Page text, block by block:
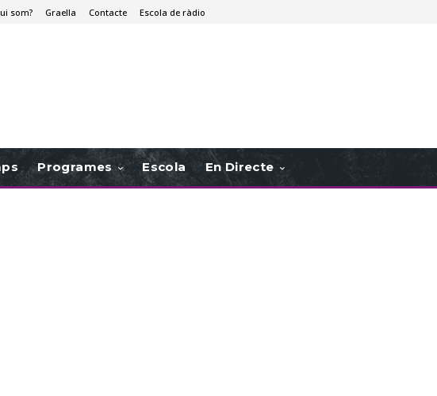
som? Graella Contacte Escola de ràdio
Programes Escola En Directe